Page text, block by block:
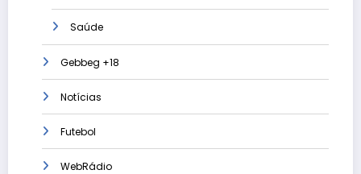
Saúde
Gebbeg +18
Notícias
Futebol
WebRádio